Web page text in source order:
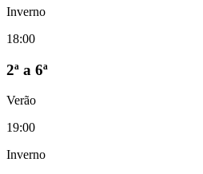
Inverno
18:00
2ª a 6ª
Verão
19:00
Inverno